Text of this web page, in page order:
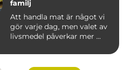
familj
Att handla mat är något vi
gör varje dag, men valet av
livsmedel påverkar mer ...